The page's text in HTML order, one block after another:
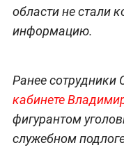
области не стали
информацию.
Ранее сотрудники
кабинете
фигурантом
служебном